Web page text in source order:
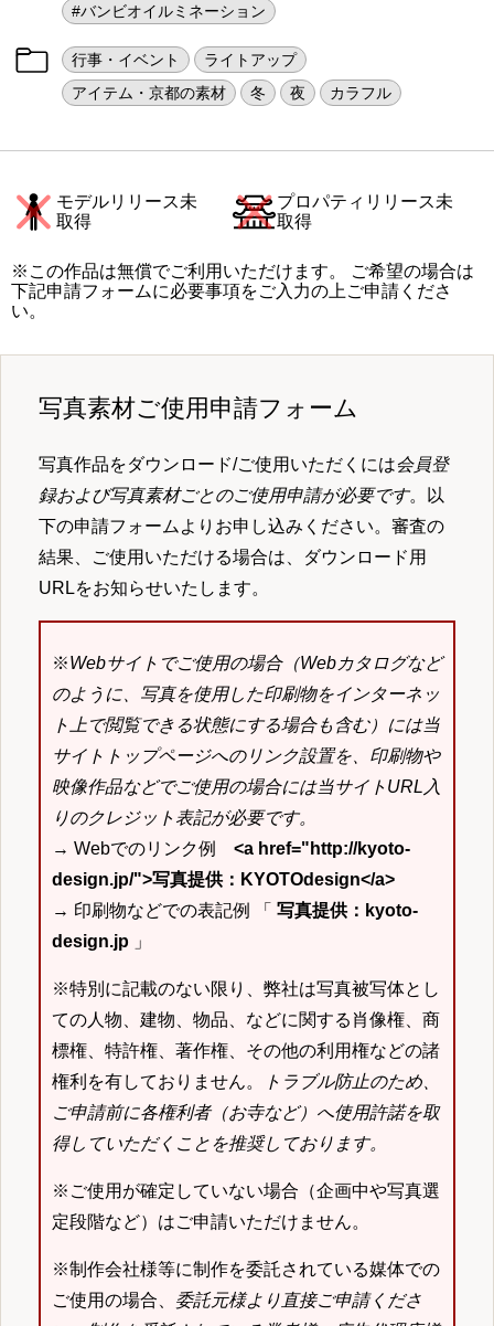
#バンビオイルミネーション
行事・イベント
ライトアップ
アイテム・京都の素材
冬 夜 カラフル
モデルリリース未
取得
プロパティリリース未
取得
※この作品は無償でご利用いただけます。 ご希望の場合は
下記申請フォームに必要事項をご入力の上ご申請くださ
い。
写真素材ご使用申請フォーム
写真作品をダウンロード/ご使用いただくには会員登
録および写真素材ごとのご使用申請が必要です。以
下の申請フォームよりお申し込みください。審査の
結果、ご使用いただける場合は、ダウンロード用
URLをお知らせいたします。
※Webサイトでご使用の場合（Webカタログなど
のように、写真を使用した印刷物をインターネッ
ト上で閲覧できる状態にする場合も含む）には当
サイトトップページへのリンク設置を、印刷物や
映像作品などでご使用の場合には当サイトURL入
りのクレジット表記が必要です。
→ Webでのリンク例 <a href="http://kyoto-
design.jp/">写真提供：KYOTOdesign</a>
→ 印刷物などでの表記例 「 写真提供：kyoto-
design.jp 」
※特別に記載のない限り、弊社は写真被写体とし
ての人物、建物、物品、などに関する肖像権、商
標権、特許権、著作権、その他の利用権などの諸
権利を有しておりません。
トラブル防止のため、
ご申請前に各権利者（お寺など）へ使用許諾を取
得していただくことを推奨しております。
※ご使用が確定していない場合（企画中や写真選
定段階など）はご申請いただけません。
※制作会社様等に制作を委託されている媒体での
ご使用の場合、 委託元様より直接ご申請くださ